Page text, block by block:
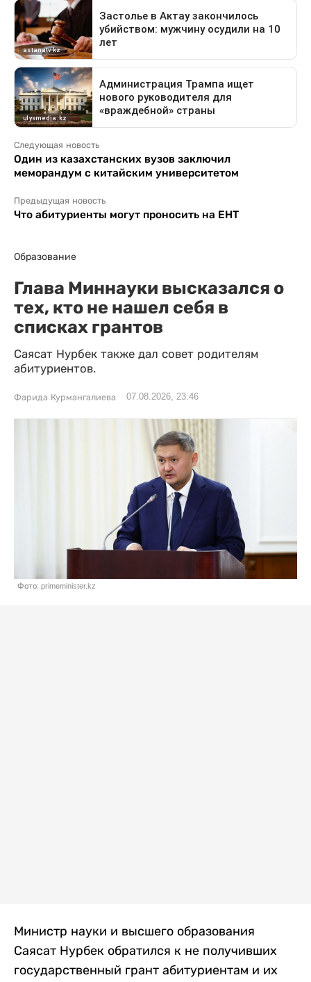
Следующая новость
Один из казахстанских вузов заключил
меморандум с китайским университетом
Предыдущая новость
Что абитуриенты могут проносить на ЕНТ
Образование
Глава Миннауки высказался о
тех, кто не нашел себя в
списках грантов
Саясат Нурбек также дал совет родителям
абитуриентов.
Фарида Курмангалиева 07.08.2026, 23:46
Фото: primeminister.kz
Министр науки и высшего образования
Саясат Нурбек обратился к не получивших
государственный грант абитуриентам и их